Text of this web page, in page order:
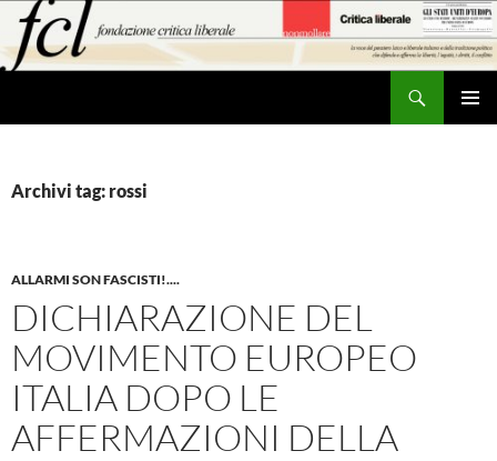
contenuto
Archivi tag: rossi
ALLARMI SON FASCISTI!....
DICHIARAZIONE DEL
MOVIMENTO EUROPEO
ITALIA DOPO LE
AFFERMAZIONI DELLA